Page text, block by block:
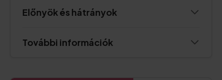
Előnyök és hátrányok
További információk